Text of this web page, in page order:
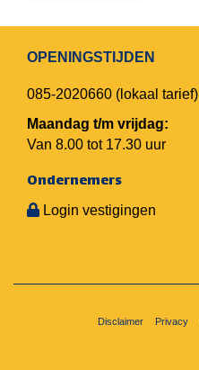
OPENINGSTIJDEN
085-2020660 (lokaal tarief)
Maandag t/m vrijdag:
Van 8.00 tot 17.30 uur
Ondernemers
Login vestigingen
Disclaimer Privacy